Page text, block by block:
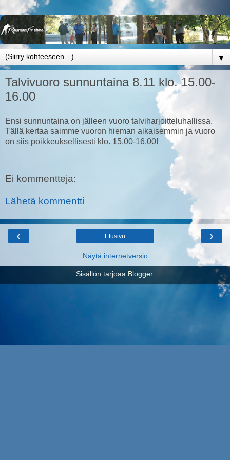
▼
Talvivuoro sunnuntaina 8.11 klo. 15.00-
16.00
Ensi sunnuntaina on jälleen vuoro talviharjoitteluhallissa.
Tällä kertaa saimme vuoron hieman aikaisemmin ja vuoro
on siis poikkeuksellisesti klo. 15.00-16.00!
Ei kommentteja:
Lähetä kommentti
‹ ›
Etusivu
Näytä internetversio
Sisällön tarjoaa Blogger.